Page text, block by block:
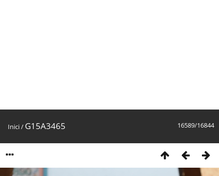
16589/16844
Inici/ G15A3465